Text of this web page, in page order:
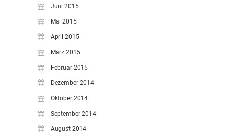
Juni 2015
Mai 2015
April 2015
März 2015
Februar 2015
Dezember 2014
Oktober 2014
September 2014
August 2014